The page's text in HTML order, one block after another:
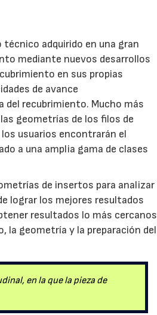
adquirido en una gran
mediante nuevos desarrollos
en sus propias
de avance
recubrimiento. Mucho más
geometrías de los filos de
usuarios encontrarán el
a una amplia gama de clases
de insertos para analizar
lograr los mejores resultados
resultados lo más cercanos
la geometría y la preparación del
en la que la pieza de
30/07/2026